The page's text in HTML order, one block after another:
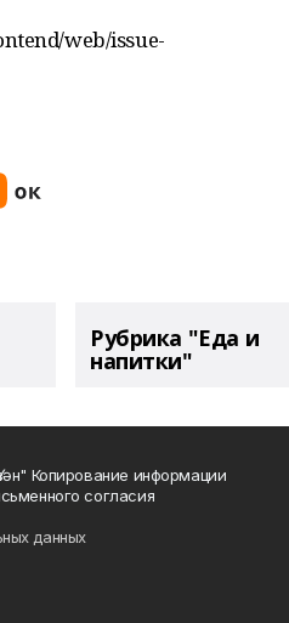
web/issue-
Рубрика "Еда и
напитки"
Копирование информации
согласия
данных